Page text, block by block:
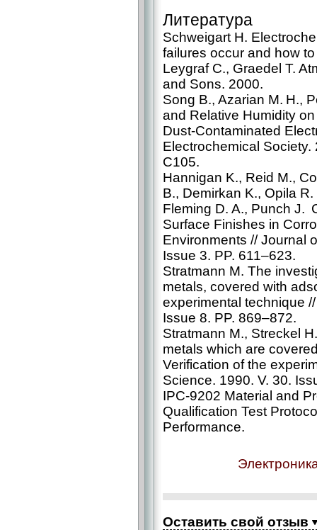
Литература
Schweigart H.
failures occur and how
Leygraf C., Graedel T.
and Sons. 2000.
Song B., Azarian M. H.,
and Relative Humidity
Dust-­Contaminated
Electrochemical Society.
C105.
Hannigan K., Reid M.,
B., Demirkan K., Opila
Fleming D. A., Punch J.
Surface Finishes in
Environments // Journal
Issue 3. PP. 611–623.
Stratmann M. The
metals, covered with
experimental technique
Issue 8. PP. 869–872.
Stratmann M., Streckel
metals which are
Verification of the
Science. 1990. V. 30.
IPC‑9202 Material and
Qualification Test
Performance.
Оставить свой отзыв